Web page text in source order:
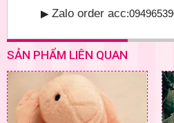
▶ Zalo order acc
SẢN PHẨM LIÊN QUAN